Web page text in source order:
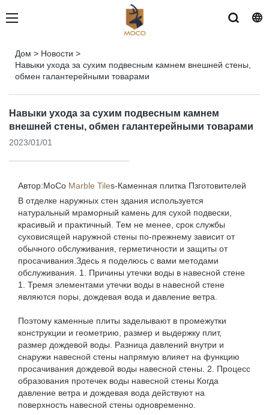
Дом > Новости >
Навыки ухода за сухим подвесным камнем внешней стены,
обмен галантерейными товарами
Навыки ухода за сухим подвесным камнем
внешней стены, обмен галантерейными товарами
2023/01/01
Автор:MoCo Marble Tiles-Каменная плитка Пзготовителей
В отделке наружных стен здания используется
натуральный мраморный камень для сухой подвески,
красивый и практичный. Тем не менее, срок службы
суховисящей наружной стены по-прежнему зависит от
обычного обслуживания, герметичности и защиты от
просачивания.Здесь я поделюсь с вами методами
обслуживания. 1. Причины утечки воды в навесной стене
1. Тремя элементами утечки воды в навесной стене
являются поры, дождевая вода и давление ветра.
Поэтому каменные плиты заделывают в промежутки
конструкции и геометрию, размер и выдержку плит,
размер дождевой воды. Разница давлений внутри и
снаружи навесной стены напрямую влияет на функцию
просачивания дождевой воды навесной стены. 2. Процесс
образования протечек воды навесной стены Когда
давление ветра и дождевая вода действуют на
поверхность навесной стены одновременно.